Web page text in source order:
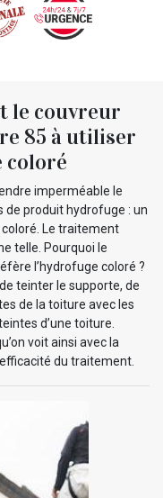
le couvreur
85 à utiliser
coloré
imperméable le
produit hydrofuge : un
Le traitement
telle. Pourquoi le
l’hydrofuge coloré ?
teinter le supporte, de
de la toiture avec les
d’une toiture.
voit ainsi avec la
du traitement.